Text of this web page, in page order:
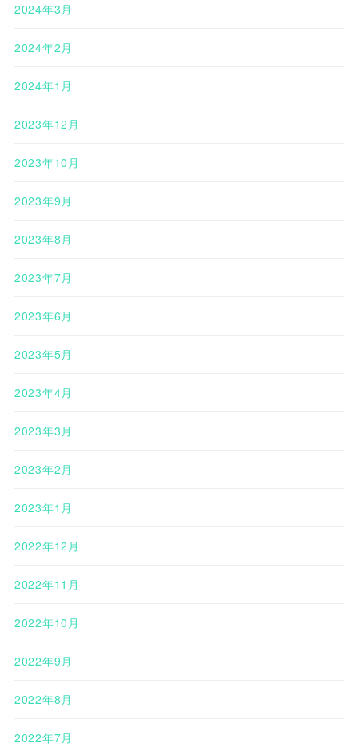
2024年3月
2024年2月
2024年1月
2023年12月
2023年10月
2023年9月
2023年8月
2023年7月
2023年6月
2023年5月
2023年4月
2023年3月
2023年2月
2023年1月
2022年12月
2022年11月
2022年10月
2022年9月
2022年8月
2022年7月